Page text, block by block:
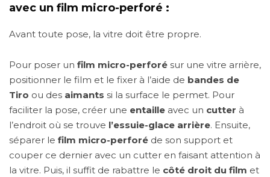
avec un film micro-perforé :
Avant toute pose, la vitre doit être propre.
Pour poser un film micro-perforé sur une vitre arrière,
positionner le film et le fixer à l’aide de bandes de
Tiro ou des aimants si la surface le permet. Pour
faciliter la pose, créer une entaille avec un cutter à
l’endroit où se trouve l’essuie-glace arrière. Ensuite,
séparer le film micro-perforé de son support et
couper ce dernier avec un cutter en faisant attention à
la vitre. Puis, il suffit de rabattre le côté droit du film et